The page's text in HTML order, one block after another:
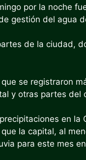
por la noche
gestión del agua
de la ciudad,
se registraron
y otras partes del
en
la capital, al
para este mes